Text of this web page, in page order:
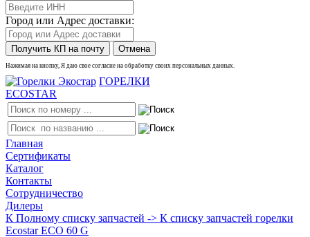
Город или Адрес доставки:
Получить КП на почту Отмена
Нажимая на кнопку, Я даю свое согласие на обработку своих персональных данных.
ГОРЕЛКИ
ECOSTAR
Главная
Сертификаты
Каталог
Контакты
Сотрудничество
Дилеры
К Полному списку запчастей -> К списку запчастей горелки
Ecostar ECO 60 G